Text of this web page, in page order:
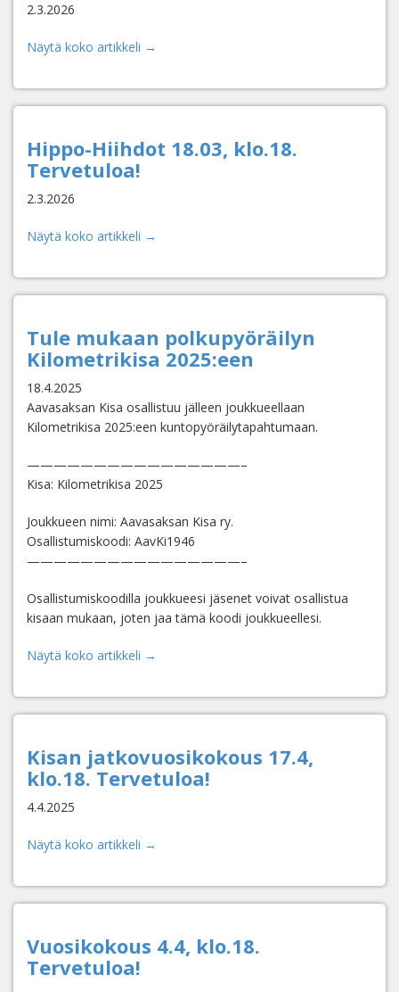
2.3.2026
Näytä koko artikkeli →
Hippo-Hiihdot 18.03, klo.18.
Tervetuloa!
2.3.2026
Näytä koko artikkeli →
Tule mukaan polkupyöräilyn
Kilometrikisa 2025:een
18.4.2025
Aavasaksan Kisa osallistuu jälleen joukkueellaan
Kilometrikisa 2025:een kuntopyöräilytapahtumaan.
————————————————–
Kisa: Kilometrikisa 2025
Joukkueen nimi: Aavasaksan Kisa ry.
Osallistumiskoodi: AavKi1946
————————————————–
Osallistumiskoodilla joukkueesi jäsenet voivat osallistua
kisaan mukaan, joten jaa tämä koodi joukkueellesi.
Näytä koko artikkeli →
Kisan jatkovuosikokous 17.4,
klo.18. Tervetuloa!
4.4.2025
Näytä koko artikkeli →
Vuosikokous 4.4, klo.18.
Tervetuloa!